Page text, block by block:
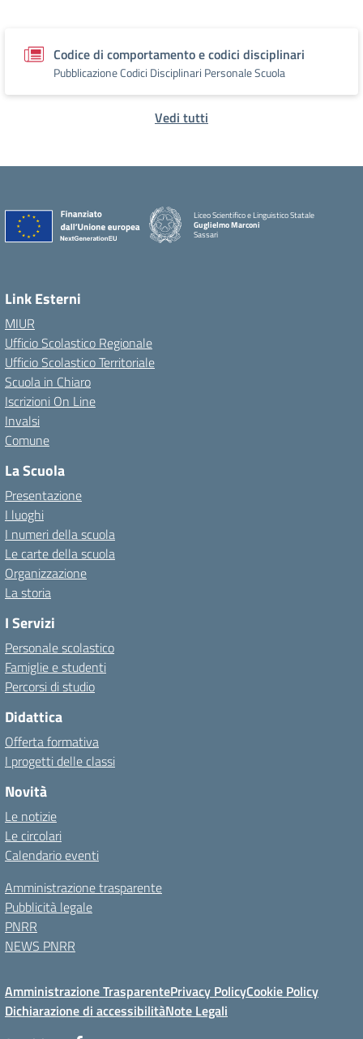
Codice di comportamento e codici disciplinari
Pubblicazione Codici Disciplinari Personale Scuola
Vedi tutti
Liceo Scientifico e Linguistico Statale
Guglielmo Marconi
Sassari
Link Esterni
MIUR
Ufficio Scolastico Regionale
Ufficio Scolastico Territoriale
Scuola in Chiaro
Iscrizioni On Line
Invalsi
Comune
La Scuola
Presentazione
I luoghi
I numeri della scuola
Le carte della scuola
Organizzazione
La storia
I Servizi
Personale scolastico
Famiglie e studenti
Percorsi di studio
Didattica
Offerta formativa
I progetti delle classi
Novità
Le notizie
Le circolari
Calendario eventi
Amministrazione trasparente
Pubblicità legale
PNRR
NEWS PNRR
Amministrazione TrasparentePrivacy PolicyCookie Policy
Dichiarazione di accessibilitàNote Legali